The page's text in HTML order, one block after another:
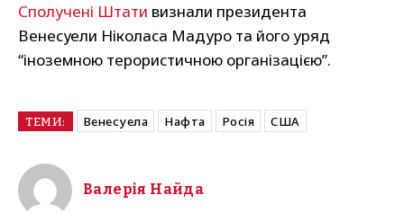
Сполучені Штати визнали президента
Венесуели Ніколаса Мадуро та його уряд
“іноземною терористичною організацією”.
ТЕМИ: Венесуела Нафта Росія США
Валерія Найда